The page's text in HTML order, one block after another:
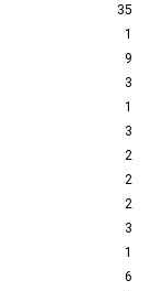
35
1
9
3
1
3
2
2
2
3
1
6